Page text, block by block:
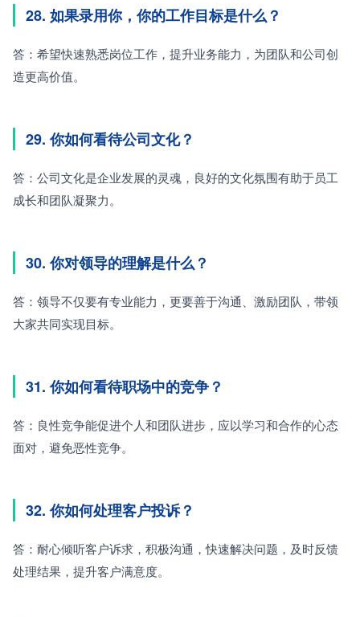
28. 如果录用你，你的工作目标是什么？
答：希望快速熟悉岗位工作，提升业务能力，为团队和公司创
造更高价值。
29. 你如何看待公司文化？
答：公司文化是企业发展的灵魂，良好的文化氛围有助于员工
成长和团队凝聚力。
30. 你对领导的理解是什么？
答：领导不仅要有专业能力，更要善于沟通、激励团队，带领
大家共同实现目标。
31. 你如何看待职场中的竞争？
答：良性竞争能促进个人和团队进步，应以学习和合作的心态
面对，避免恶性竞争。
32. 你如何处理客户投诉？
答：耐心倾听客户诉求，积极沟通，快速解决问题，及时反馈
处理结果，提升客户满意度。